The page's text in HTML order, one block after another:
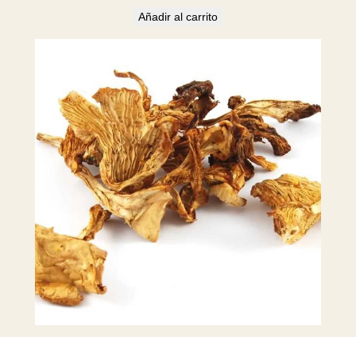
Añadir al carrito